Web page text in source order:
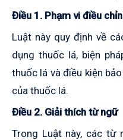
Điều 1. Phạm vi điều
Luật này quy định về
dụng thuốc lá, biện
thuốc lá và điều kiện
của thuốc lá.
Điều 2. Giải thích từ ngữ
Trong Luật này, các